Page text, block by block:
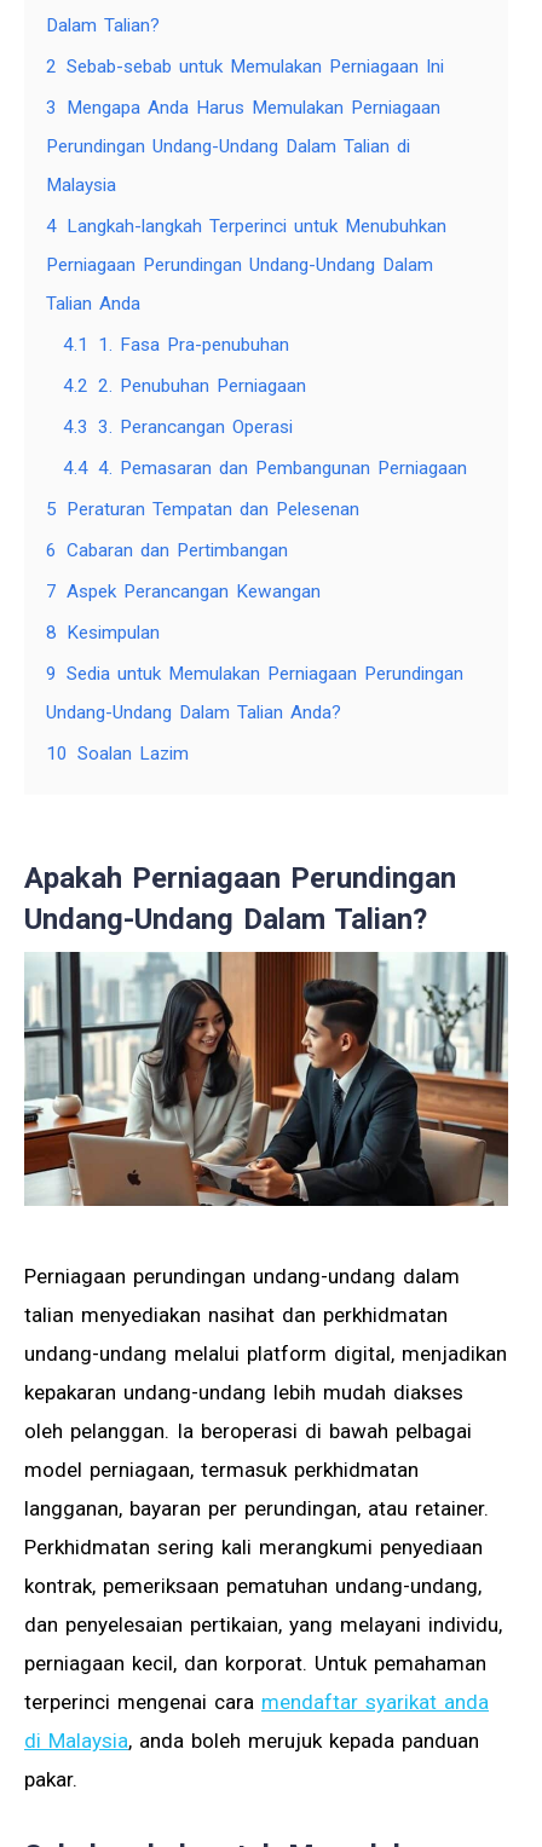
Dalam Talian?
2 Sebab-sebab untuk Memulakan Perniagaan Ini
3
Mengapa Anda Harus Memulakan Perniagaan
Perundingan Undang-Undang Dalam Talian di
Malaysia
4 Langkah-langkah Terperinci untuk Menubuhkan
Perniagaan Perundingan Undang-Undang Dalam
Talian Anda
4.1
1. Fasa Pra-penubuhan
4.2 2. Penubuhan Perniagaan
4.3 3. Perancangan Operasi
4.4 4. Pemasaran dan Pembangunan Perniagaan
5 Peraturan Tempatan dan Pelesenan
6 Cabaran dan Pertimbangan
7 Aspek Perancangan Kewangan
8 Kesimpulan
9 Sedia untuk Memulakan Perniagaan Perundingan
Undang-Undang Dalam Talian Anda?
10 Soalan Lazim
Apakah Perniagaan Perundingan
Undang-Undang Dalam Talian?
Perniagaan perundingan undang-undang dalam
talian menyediakan nasihat dan perkhidmatan
undang-undang melalui platform digital, menjadikan
kepakaran undang-undang lebih mudah diakses
oleh pelanggan. Ia beroperasi di bawah pelbagai
model perniagaan, termasuk perkhidmatan
langganan, bayaran per perundingan, atau retainer.
Perkhidmatan sering kali merangkumi penyediaan
kontrak, pemeriksaan pematuhan undang-undang,
dan penyelesaian pertikaian, yang melayani individu,
perniagaan kecil, dan korporat. Untuk pemahaman
terperinci mengenai cara mendaftar syarikat anda
di Malaysia, anda boleh merujuk kepada panduan
pakar.